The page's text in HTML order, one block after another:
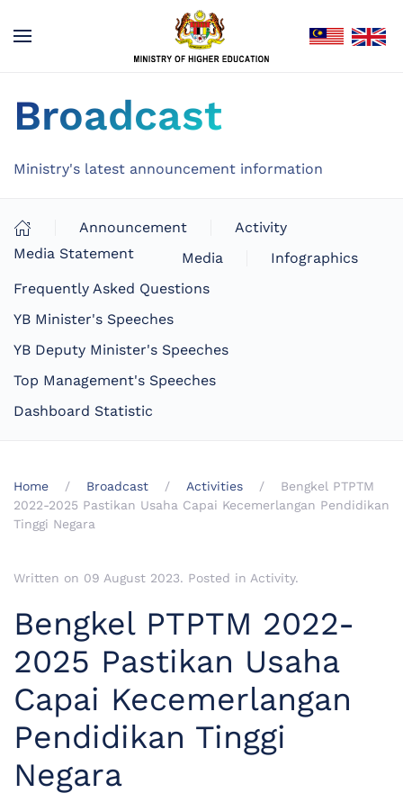
Broadcast
Ministry's latest announcement information
Announcement
Activity
Media Statement
Media
Infographics
Frequently Asked Questions
YB Minister's Speeches
YB Deputy Minister's Speeches
Top Management's Speeches
Dashboard Statistic
Home Broadcast Activities
Bengkel PTPTM
2022-2025 Pastikan Usaha Capai Kecemerlangan Pendidikan
Tinggi Negara
Written on 09 August 2023. Posted in Activity.
Bengkel PTPTM 2022-
2025 Pastikan Usaha
Capai Kecemerlangan
Pendidikan Tinggi
Negara